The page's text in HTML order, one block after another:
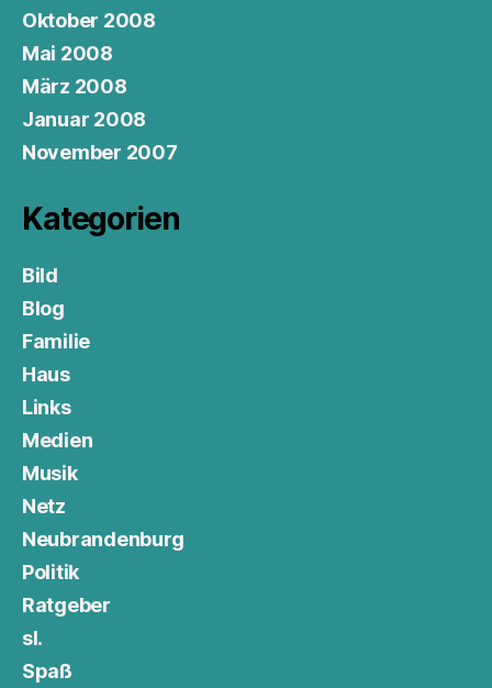
Oktober 2008
Mai 2008
März 2008
Januar 2008
November 2007
Kategorien
Bild
Blog
Familie
Haus
Links
Medien
Musik
Netz
Neubrandenburg
Politik
Ratgeber
sl.
Spaß